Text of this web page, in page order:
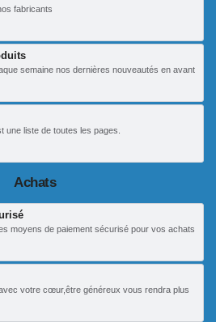
fabricants
semaine nos dernières nouveautés en avant
une liste de toutes les pages.
Achats
moyens de paiement sécurisé pour vos achats
votre cœur,être généreux vous rendra plus